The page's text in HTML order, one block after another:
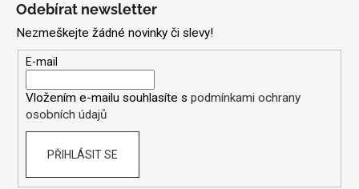
Odebírat newsletter
Nezmeškejte žádné novinky či slevy!
E-mail
Vložením e-mailu souhlasíte s podmínkami ochrany
osobních údajů
PŘIHLÁSIT SE